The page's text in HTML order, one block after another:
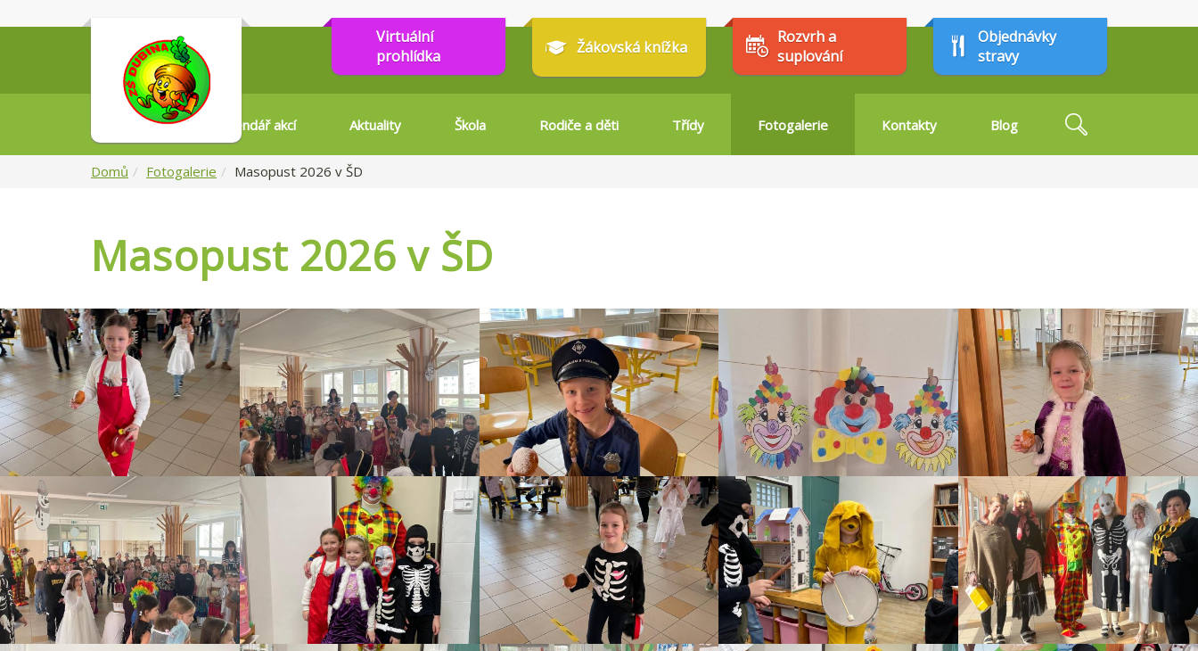
Virtuální
prohlídka
Žákovská knížka
Rozvrh a
suplování
Objednávky
stravy
Vyhledávání
Kalendář akcí
Aktuality Škola Rodiče a děti Třídy Fotogalerie Kontakty Blog
Domů Fotogalerie Masopust 2026 v ŠD
Masopust 2026 v ŠD